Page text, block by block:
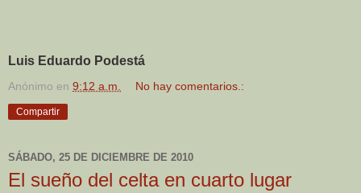
Luis Eduardo Podestá
Anónimo en 9:12 a.m. No hay comentarios.:
Compartir
SÁBADO, 25 DE DICIEMBRE DE 2010
El sueño del celta en cuarto lugar